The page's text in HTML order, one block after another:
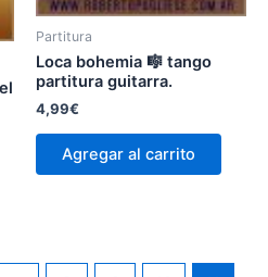
Partitura
Loca bohemia 🎼 tango
partitura guitarra.
4,99€
Agregar al carrito